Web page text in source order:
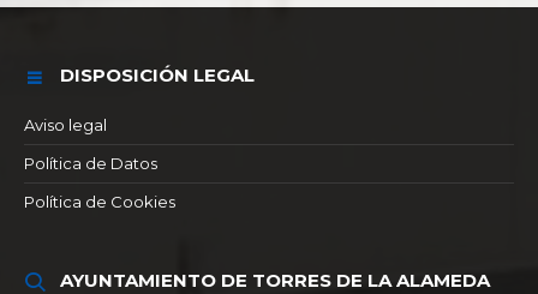
DISPOSICIÓN LEGAL
Aviso legal
Política de Datos
Política de Cookies
AYUNTAMIENTO DE TORRES DE LA ALAMEDA